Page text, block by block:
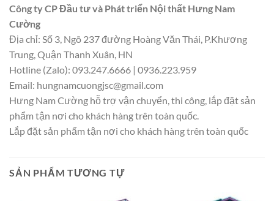
Công ty CP Đầu tư và Phát triển Nội thất Hưng Nam
Cường
Địa chỉ: Số 3, Ngõ 237 đường Hoàng Văn Thái, P.Khương
Trung, Quận Thanh Xuân, HN
Hotline (Zalo): 093.247.6666 | 0936.223.959
Email: hungnamcuongjsc@gmail.com
Hưng Nam Cường hỗ trợ vận chuyển, thi công, lắp đặt sản
phẩm tận nơi cho khách hàng trên toàn quốc.
Lắp đặt sản phẩm tận nơi cho khách hàng trên toàn quốc
SẢN PHẨM TƯƠNG TỰ